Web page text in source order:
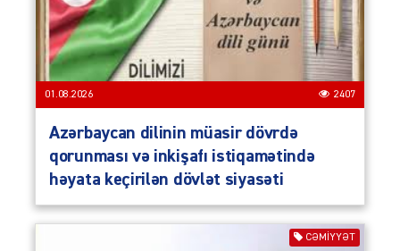
01.08.2026 2407
Azərbaycan dilinin müasir dövrdə
qorunması və inkişafı istiqamətində
həyata keçirilən dövlət siyasəti
CƏMIYYƏT